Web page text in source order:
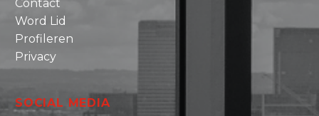
Contact
Word Lid
Profileren
Privacy
SOCIAL MEDIA